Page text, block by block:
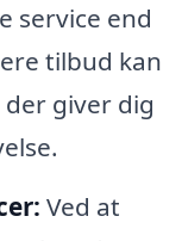
service end
tilbud kan
giver dig
Ved at